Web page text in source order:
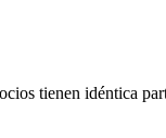
tienen idéntica